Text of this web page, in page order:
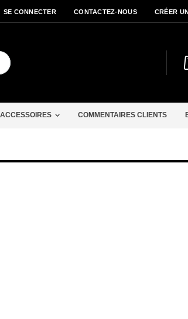
SE CONNECTER CONTACTEZ-NOUS CRÉER
Chercher
COMMENTAIRES CLIENTS